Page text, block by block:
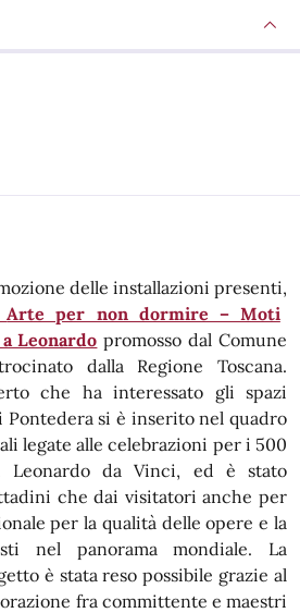
delle installazioni presenti,
Arte per non dormire – Moti
Leonardo promosso dal Comune
dalla Regione Toscana.
che ha interessato gli spazi
si è inserito nel quadro
legate alle celebrazioni per i 500
da Vinci, ed è stato
che dai visitatori anche per
per la qualità delle opere e la
nel panorama mondiale. La
è stata reso possibile grazie al
fra committente e maestri